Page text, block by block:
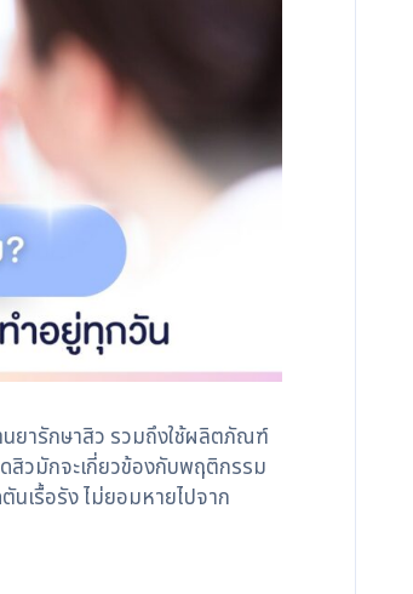
ยารักษาสิว รวมถึงใช้ผลิตภัณฑ์
สิวมักจะเกี่ยวข้องกับพฤติกรรม
นเรื้อรัง ไม่ยอมหายไปจาก